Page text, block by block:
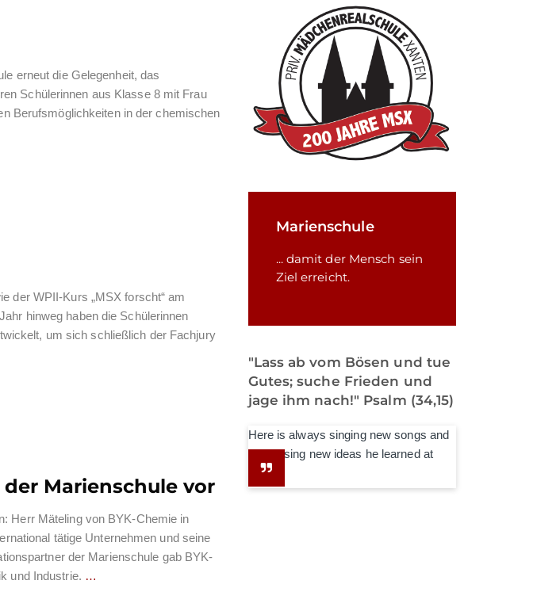
erneut die Gelegenheit, das
Schülerinnen aus Klasse 8 mit Frau
Berufsmöglichkeiten in der chemischen
der WPII-Kurs „MSX forscht“ am
hinweg haben die Schülerinnen
um sich schließlich der Fachjury
Marienschule vor
Herr Mäteling von BYK-Chemie in
tätige Unternehmen und seine
der Marienschule gab BYK-
und Industrie. …
Marienschule
... damit der Mensch sein
Ziel erreicht.
"Lass ab vom Bösen und tue
Gutes; suche Frieden und
jage ihm nach!" Psalm (34,15)
Here is always singing new songs and
expressing new ideas he learned at
school.